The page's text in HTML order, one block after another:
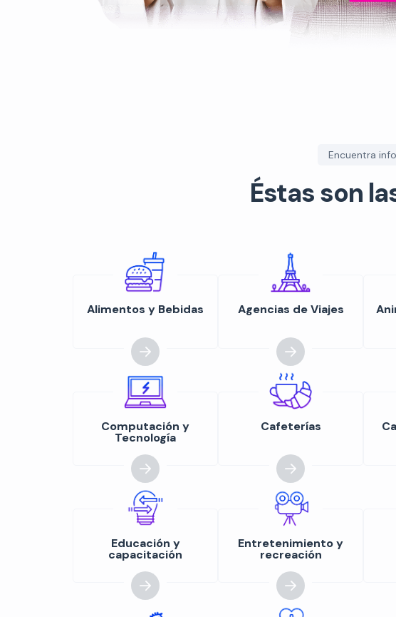
Encuentra
Éstas son
Alimentos y Bebidas Agencias de Viajes
Computación y
Tecnología
Cafeterías
Educación y
capacitación
Entretenimiento y
recreación